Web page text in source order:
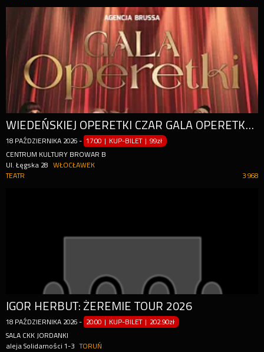
WIEDEŃSKIEJ OPERETKI CZAR GALA OPERETKOWO-MUSICALOWA, ŚWIAT KONCERTÓW WIEDEŃSKICH OPERETEK MUSICALI
18 PAŹDZIERNIKA 2026 - 17:00 | KUP-BILET |99zł
CENTRUM KULTURY BROWAR B
Ul. Łęgska 28
WŁOCŁAWEK
3 968
TEATR
IGOR HERBUT: ŻEREMIE TOUR 2026
18 PAŹDZIERNIKA 2026 - 20:00 | KUP-BILET | 202.90zł
SALA CKK JORDANKI
aleja Solidarności 1-3
TORUŃ